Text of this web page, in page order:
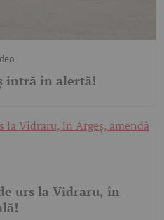
intră în alertă!
urs la Vidraru, în